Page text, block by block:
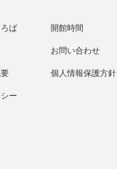
ば 開館時間
お問い合わせ
個人情報保護方針
ー